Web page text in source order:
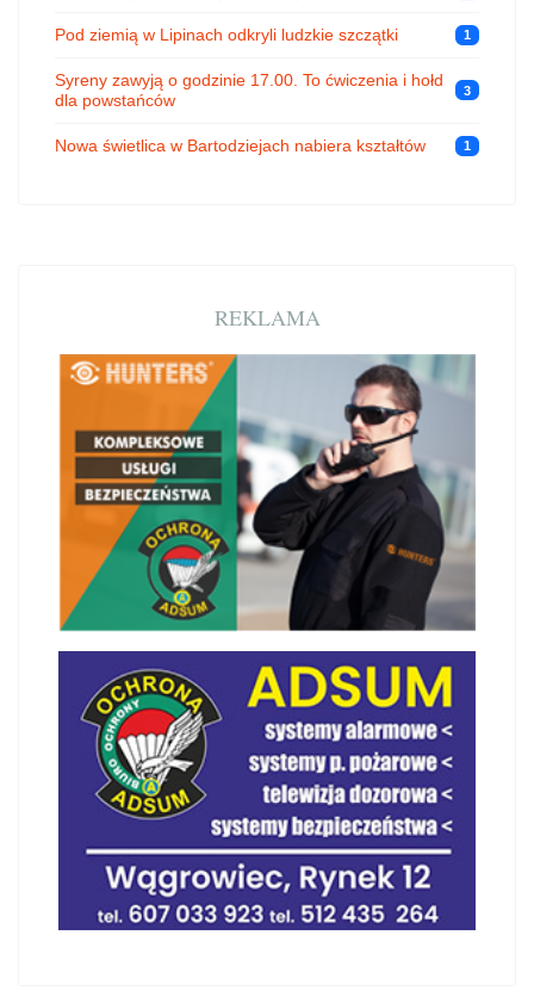
Pod ziemią w Lipinach odkryli ludzkie szczątki 1
Syreny zawyją o godzinie 17.00. To ćwiczenia i hołd
dla powstańców
3
Nowa świetlica w Bartodziejach nabiera kształtów 1
REKLAMA